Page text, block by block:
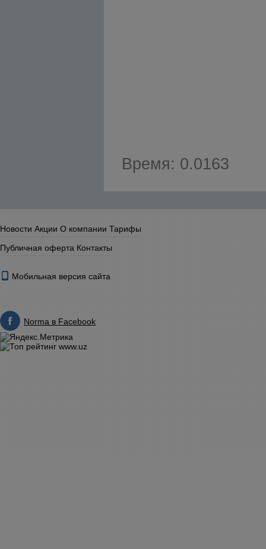
Время: 0.0163
Новости Акции О компании Тарифы
Публичная оферта Контакты
Мобильная версия сайта
Norma в Facebook